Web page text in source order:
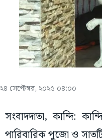
২৪ সেপ্টেম্বর, ২০২৫ ০৪:০০
সংবাদদাতা, কান্দি:
পারিবারিক পুজো ও